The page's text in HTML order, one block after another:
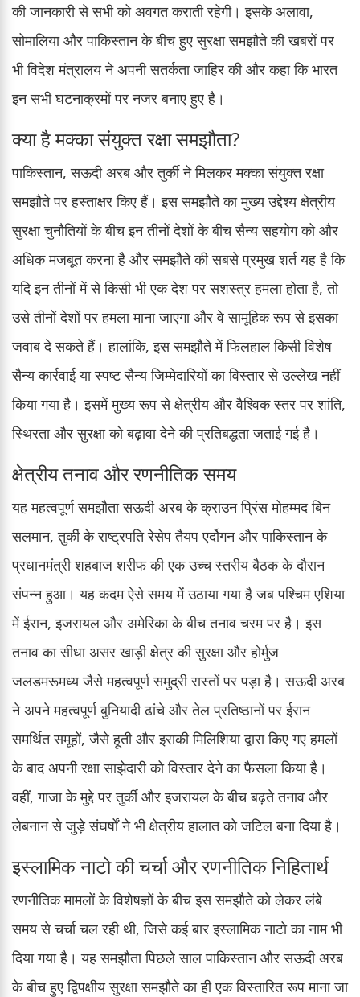
की जानकारी से सभी को अवगत कराती रहेगी। इसके अलावा,
सोमालिया और पाकिस्तान के बीच हुए सुरक्षा समझौते की खबरों पर
भी विदेश मंत्रालय ने अपनी सतर्कता जाहिर की और कहा कि भारत
इन सभी घटनाक्रमों पर नजर बनाए हुए है।
क्या है मक्का संयुक्त रक्षा समझौता?
पाकिस्तान, सऊदी अरब और तुर्की ने मिलकर मक्का संयुक्त रक्षा
समझौते पर हस्ताक्षर किए हैं। इस समझौते का मुख्य उद्देश्य क्षेत्रीय
सुरक्षा चुनौतियों के बीच इन तीनों देशों के बीच सैन्य सहयोग को और
अधिक मजबूत करना है और समझौते की सबसे प्रमुख शर्त यह है कि
यदि इन तीनों में से किसी भी एक देश पर सशस्त्र हमला होता है, तो
उसे तीनों देशों पर हमला माना जाएगा और वे सामूहिक रूप से इसका
जवाब दे सकते हैं। हालांकि, इस समझौते में फिलहाल किसी विशेष
सैन्य कार्रवाई या स्पष्ट सैन्य जिम्मेदारियों का विस्तार से उल्लेख नहीं
किया गया है। इसमें मुख्य रूप से क्षेत्रीय और वैश्विक स्तर पर शांति,
स्थिरता और सुरक्षा को बढ़ावा देने की प्रतिबद्धता जताई गई है।
क्षेत्रीय तनाव और रणनीतिक समय
यह महत्वपूर्ण समझौता सऊदी अरब के क्राउन प्रिंस मोहम्मद बिन
सलमान, तुर्की के राष्ट्रपति रेसेप तैयप एर्दोगन और पाकिस्तान के
प्रधानमंत्री शहबाज शरीफ की एक उच्च स्तरीय बैठक के दौरान
संपन्न हुआ। यह कदम ऐसे समय में उठाया गया है जब पश्चिम एशिया
में ईरान, इजरायल और अमेरिका के बीच तनाव चरम पर है। इस
तनाव का सीधा असर खाड़ी क्षेत्र की सुरक्षा और होर्मुज
जलडमरूमध्य जैसे महत्वपूर्ण समुद्री रास्तों पर पड़ा है। सऊदी अरब
ने अपने महत्वपूर्ण बुनियादी ढांचे और तेल प्रतिष्ठानों पर ईरान
समर्थित समूहों, जैसे हूती और इराकी मिलिशिया द्वारा किए गए हमलों
के बाद अपनी रक्षा साझेदारी को विस्तार देने का फैसला किया है।
वहीं, गाजा के मुद्दे पर तुर्की और इजरायल के बीच बढ़ते तनाव और
लेबनान से जुड़े संघर्षों ने भी क्षेत्रीय हालात को जटिल बना दिया है।
इस्लामिक नाटो की चर्चा और रणनीतिक निहितार्थ
रणनीतिक मामलों के विशेषज्ञों के बीच इस समझौते को लेकर लंबे
समय से चर्चा चल रही थी, जिसे कई बार इस्लामिक नाटो का नाम भी
दिया गया है। यह समझौता पिछले साल पाकिस्तान और सऊदी अरब
के बीच हुए द्विपक्षीय सुरक्षा समझौते का ही एक विस्तारित रूप माना जा